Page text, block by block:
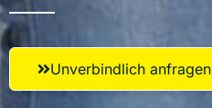
Unverbindlich anfragen